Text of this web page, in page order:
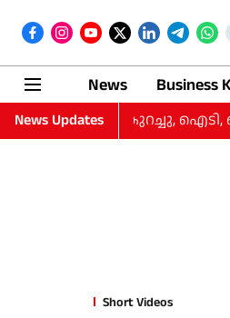
News Business
News Updatesനഷ്‌ടം കുറച്ചു, ഐടി,
Short Videos